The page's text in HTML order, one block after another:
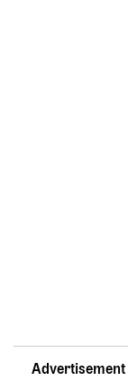
Advertisement